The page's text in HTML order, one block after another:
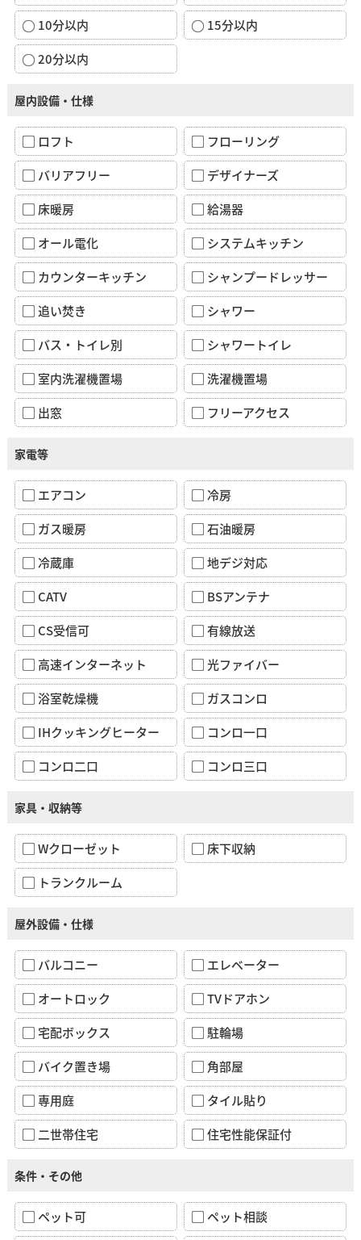
10分以内
15分以内
20分以内
屋内設備・仕様
ロフト
フローリング
バリアフリー
デザイナーズ
床暖房
給湯器
オール電化
システムキッチン
カウンターキッチン
シャンプードレッサー
追い焚き
シャワー
バス・トイレ別
シャワートイレ
室内洗濯機置場
洗濯機置場
出窓
フリーアクセス
家電等
エアコン
冷房
ガス暖房
石油暖房
冷蔵庫
地デジ対応
CATV
BSアンテナ
CS受信可
有線放送
高速インターネット
光ファイバー
浴室乾燥機
ガスコンロ
IHクッキングヒーター
コンロ一口
コンロ二口
コンロ三口
家具・収納等
Wクローゼット
床下収納
トランクルーム
屋外設備・仕様
バルコニー
エレベーター
オートロック
TVドアホン
宅配ボックス
駐輪場
バイク置き場
角部屋
専用庭
タイル貼り
二世帯住宅
住宅性能保証付
条件・その他
ペット可
ペット相談